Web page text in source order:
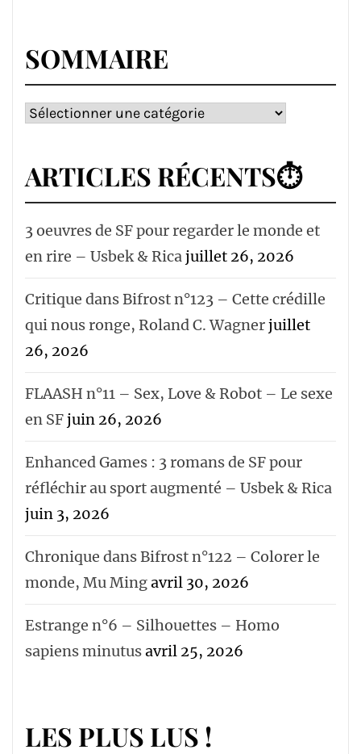
SOMMAIRE
Sommaire
ARTICLES RÉCENTS⏱
3 oeuvres de SF pour regarder le monde et
en rire – Usbek & Ricajuillet 26, 2026
Critique dans Bifrost n°123 – Cette crédille
qui nous ronge, Roland C. Wagnerjuillet
26, 2026
FLAASH n°11 – Sex, Love & Robot – Le sexe
en SFjuin 26, 2026
Enhanced Games : 3 romans de SF pour
réfléchir au sport augmenté – Usbek & Rica
juin 3, 2026
Chronique dans Bifrost n°122 – Colorer le
monde, Mu Mingavril 30, 2026
Estrange n°6 – Silhouettes – Homo
sapiens minutusavril 25, 2026
LES PLUS LUS !